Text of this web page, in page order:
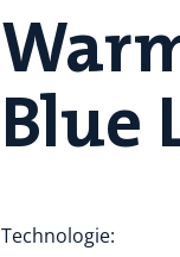
Blue
Technologie: